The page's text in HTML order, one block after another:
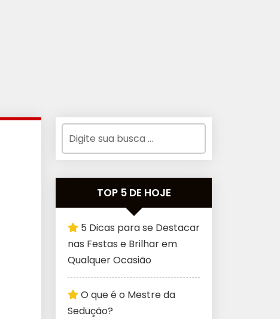
TOP 5 DE HOJE
5 Dicas para se Destacar
nas Festas e Brilhar em
Qualquer Ocasião
O que é o Mestre da
Sedução?